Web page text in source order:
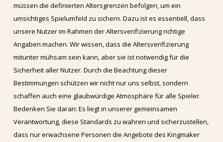
müssen die definierten Altersgrenzen befolgen, um ein
umsichtiges Spielumfeld zu sichern. Dazu ist es essentiell, dass
unsere Nutzer im Rahmen der Altersverifizierung richtige
Angaben machen. Wir wissen, dass die Altersverifizierung
mitunter mühsam sein kann, aber sie ist notwendig für die
Sicherheit aller Nutzer. Durch die Beachtung dieser
Bestimmungen schützen wir nicht nur uns selbst, sondern
schaffen auch eine glaubwürdige Atmosphäre für alle Spieler.
Bedenken Sie daran: Es liegt in unserer gemeinsamen
Verantwortung, diese Standards zu wahren und sicherzustellen,
dass nur erwachsene Personen die Angebote des Kingmaker